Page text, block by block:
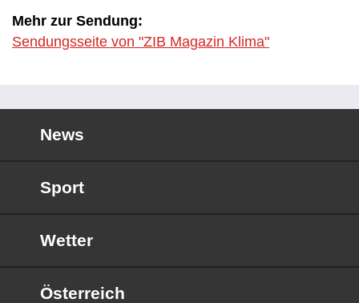
Mehr zur Sendung:
Sendungsseite von "ZIB Magazin Klima"
News
Sport
Wetter
Österreich